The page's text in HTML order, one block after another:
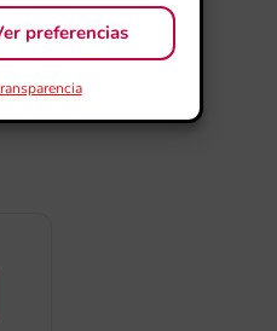
preferencias